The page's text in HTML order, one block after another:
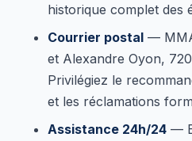
historique complet des
Courrier postal —
et Alexandre Oyon,
Privilégiez le
et les réclamations
Assistance 24h/24 —